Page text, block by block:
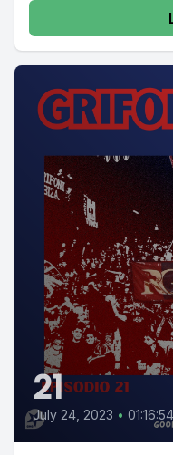
21
July 24, 2023 • 01:16:54